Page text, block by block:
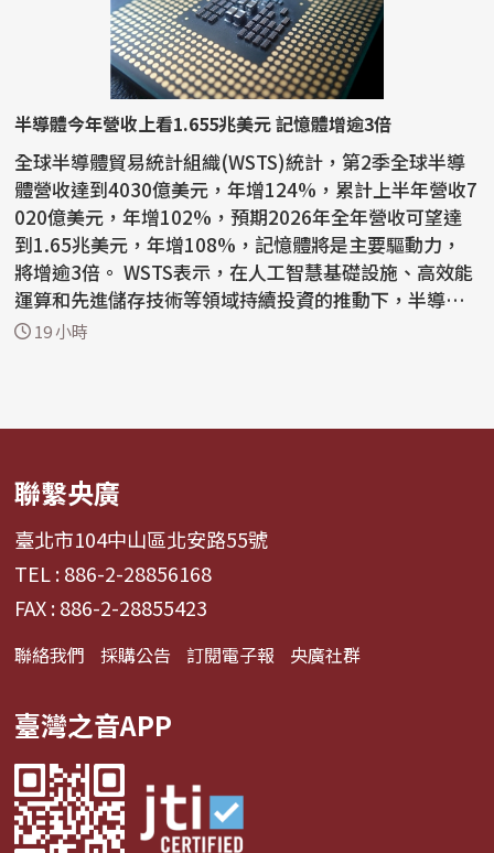
半導體今年營收上看1.655兆美元 記憶體增逾3倍
全球半導體貿易統計組織(WSTS)統計，第2季全球半導
體營收達到4030億美元，年增124%，累計上半年營收7
020億美元，年增102%，預期2026年全年營收可望達
到1.65兆美元，年增108%，記憶體將是主要驅動力，
將增逾3倍。 WSTS表示，在人工智慧基礎設施、高效能
運算和先進儲存技術等領域持續投資的推動下，半導體
產業今年上半年...
19 小時
聯繫央廣
臺北市104中山區北安路55號
TEL : 886-2-28856168
FAX : 886-2-28855423
聯絡我們 採購公告 訂閱電子報 央廣社群
臺灣之音APP